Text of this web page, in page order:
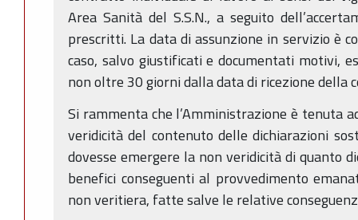
Area Sanità del S.S.N., a seguito
prescritti. La data di assunzione in servizio è
caso, salvo giustificati e documentati motivi,
non oltre 30 giorni dalla data di ricezione della
Si rammenta che l’Amministrazione è tenuta
veridicità del contenuto delle dichiarazioni
dovesse emergere la non veridicità di quanto
benefici conseguenti al provvedimento
non veritiera, fatte salve le relative